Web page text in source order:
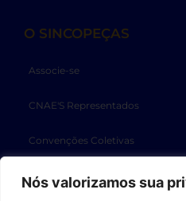
Nós valorizamos sua
O SINCOPEÇAS
Associe-se
CNAE'S Representados
Convenções Coletivas
Diretoria